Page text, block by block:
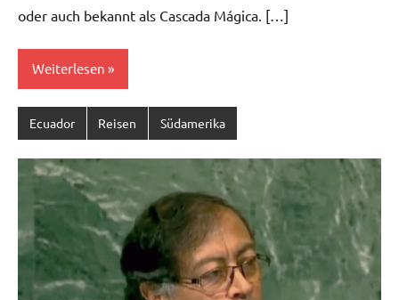
oder auch bekannt als Cascada Mágica. […]
Weiterlesen
Ecuador Reisen Südamerika